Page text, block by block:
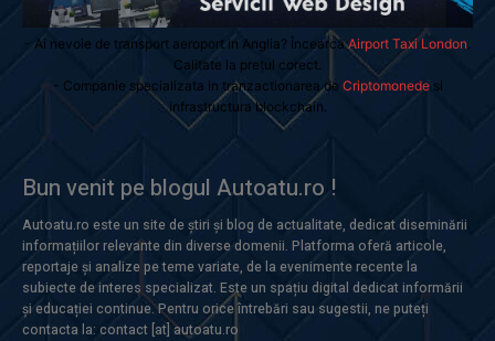
- Ai nevoie de transport aeroport in Anglia? ÎncearcăAirport Taxi London
Calitate la prețul corect.
- Companie specializata in tranzactionarea de Criptomonedesi
infrastructura blockchain.
Bun venit pe blogul Autoatu.ro !
Autoatu.ro este un site de știri și blog de actualitate, dedicat diseminării
informațiilor relevante din diverse domenii. Platforma oferă articole,
reportaje și analize pe teme variate, de la evenimente recente la
subiecte de interes specializat. Este un spațiu digital dedicat informării
și educației continue. Pentru orice întrebări sau sugestii, ne puteți
contacta la: contact [at] autoatu.ro